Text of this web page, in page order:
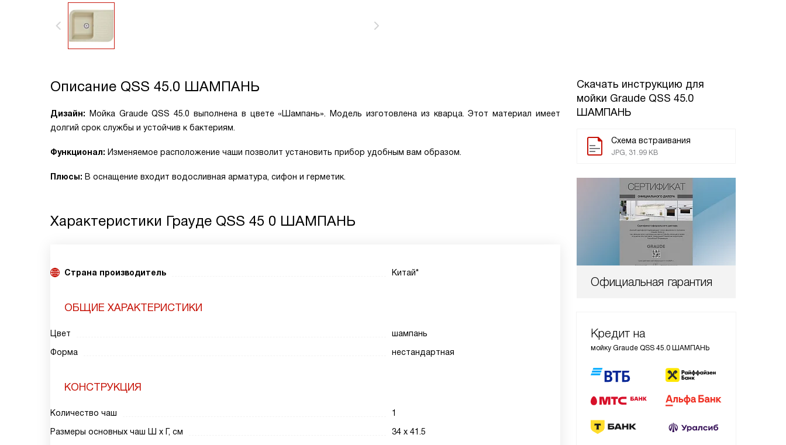
Скачать инструкцию для
мойки Graude QSS 45.0
ШАМПАНЬ
Схема встраивания
JPG, 31.99 KB
Официальная гарантия
Кредит на
мойку Graude QSS 45.0 ШАМПАНЬ
Описание QSS 45.0 ШАМПАНЬ
Дизайн:
Мойка Graude QSS 45.0 выполнена в цвете «Шампань». Модель изготовлена из кварца. Этот материал имеет
долгий срок службы и устойчив к бактериям.
Функционал: Изменяемое расположение чаши позволит установить прибор удобным вам образом.
Плюсы: В оснащение входит водосливная арматура, сифон и герметик.
Характеристики Грауде QSS 45 0 ШАМПАНЬ
Страна производитель Китай*
ОБЩИЕ ХАРАКТЕРИСТИКИ
Цвет
шампань
Форма
нестандартная
КОНСТРУКЦИЯ
Количество чаш
1
Размеры основных чаш Ш х Г, см
34 х 41.5